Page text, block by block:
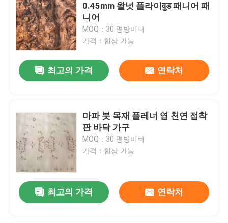
0.45mm 왈넛 플라이वुड 패니어 패
니어
MOQ：30 평방미터
가격：협상 가능
최고의 가격 연락처
마파 붓 목재 플레너 엽 천연 접착
판 바닥 가구
MOQ：30 평방미터
가격：협상 가능
최고의 가격 연락처